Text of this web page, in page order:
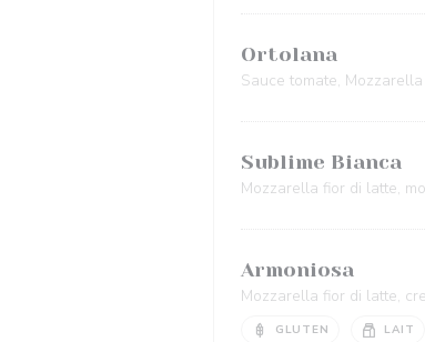
Ortolana
Sauce tomate,
Sublime Bianca
Mozzarella fior di latte,
Armoniosa
Mozzarella fior di latte,
GLUTEN LAIT